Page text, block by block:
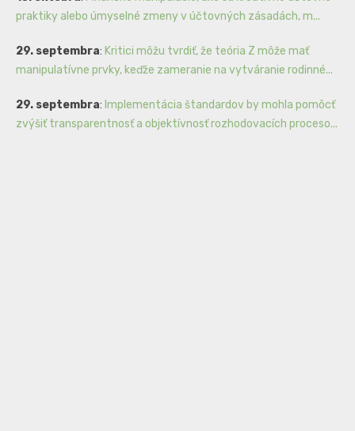
praktiky alebo úmyselné zmeny v účtovných zásadách, m...
29. septembra: Kritici môžu tvrdiť, že teória Z môže mať
manipulatívne prvky, keďže zameranie na vytváranie rodinné...
29. septembra: Implementácia štandardov by mohla pomôcť
zvýšiť transparentnosť a objektívnosť rozhodovacích proceso...